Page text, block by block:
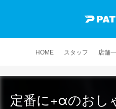
HOME スタッフ 店舗
定番に+αのおし